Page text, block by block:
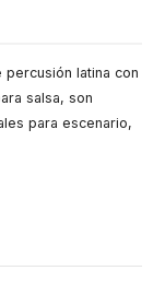
percusión latina con
salsa, son
para escenario,